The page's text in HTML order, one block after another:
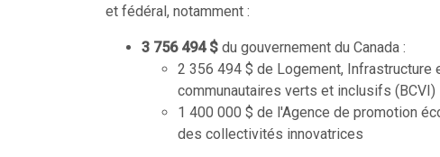
et fédéral, notamment :
3 756 494 $ du gouvernement du Canada :
2 356 494 $ de Logement, Infrastructure
communautaires verts et inclusifs (BCVI)
1 400 000 $ de l'Agence de promotion
des collectivités innovatrices